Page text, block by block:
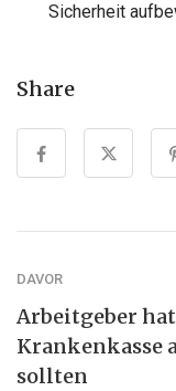
Sicherheit
Share
DAVOR
Arbeitgeber
Krankenkasse
sollten